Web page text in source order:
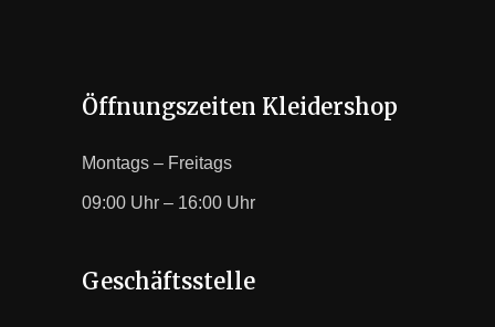
Öffnungszeiten Kleidershop
Montags – Freitags
09:00 Uhr – 16:00 Uhr
Geschäftsstelle